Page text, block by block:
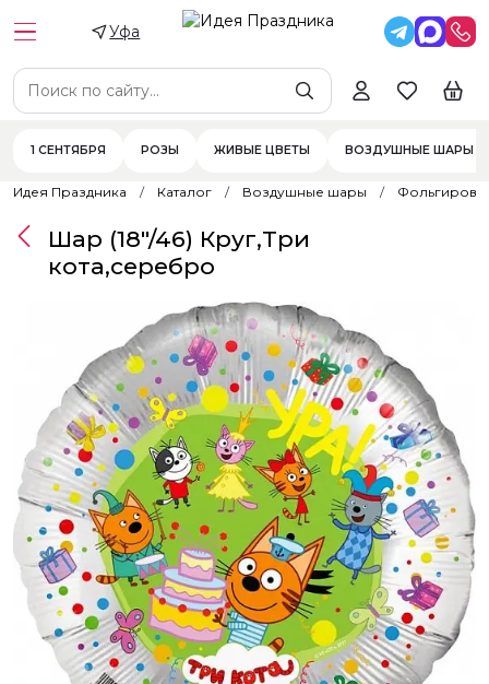
Уфа
1 СЕНТЯБРЯ РОЗЫ ЖИВЫЕ ЦВЕТЫ ВОЗДУШНЫЕ ШАРЫ
Идея Праздника Каталог Воздушные шары
Шар (18"/46) Круг,Три
кота,серебро